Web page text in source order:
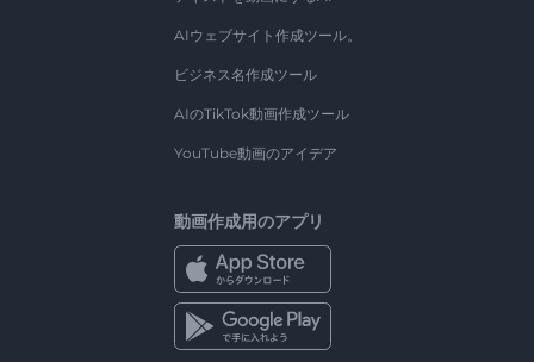
AIウェブサイト作成ツール。
ビジネス名作成ツール
AIのTikTok動画作成ツール
YouTube動画のアイデア
動画作成用のアプリ